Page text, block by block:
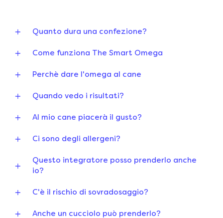
Quanto dura una confezione?
Come funziona The Smart Omega
Perchè dare l'omega al cane
Quando vedo i risultati?
Al mio cane piacerà il gusto?
Ci sono degli allergeni?
Questo integratore posso prenderlo anche
io?
C'è il rischio di sovradosaggio?
Anche un cucciolo può prenderlo?